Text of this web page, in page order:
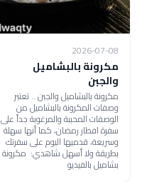
2026-07-08
مكرونة بالبشاميل
والجبن
مكرونة بالبشاميل والجبن .. تعتبر
وصفات المكرونة بالبشاميل من
الوصفات المحببة والمرغوبة جداً على
سفرة افطار رمضان، كما أنها سهلة
وسريعة، قدميها اليوم على سفرتك
بطريقة ولا أسهل شاهدي: مكرونة
بشاميل بالفيديو